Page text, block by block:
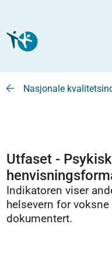
Nasjonale
Utfaset -
Indikatoren viser
helsevern for
dokumentert.